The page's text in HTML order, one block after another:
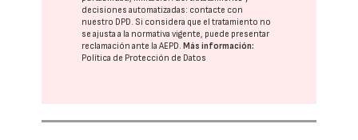
decisiones automatizadas: contacte con
nuestro DPD. Si considera que el tratamiento no
se ajusta a la normativa vigente, puede presentar
reclamación ante laAEPD. Más información:
Política de Protección de Datos